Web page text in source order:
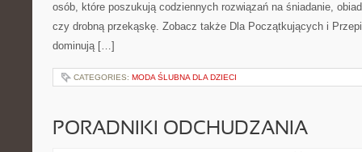
osób, które poszukują codziennych rozwiązań na śniadanie,
czy drobną przekąskę. Zobacz także Dla Początkujących i
dominują […]
CATEGORIES: MODA ŚLUBNA DLA DZIECI
PORADNIKI ODCHUDZANIA